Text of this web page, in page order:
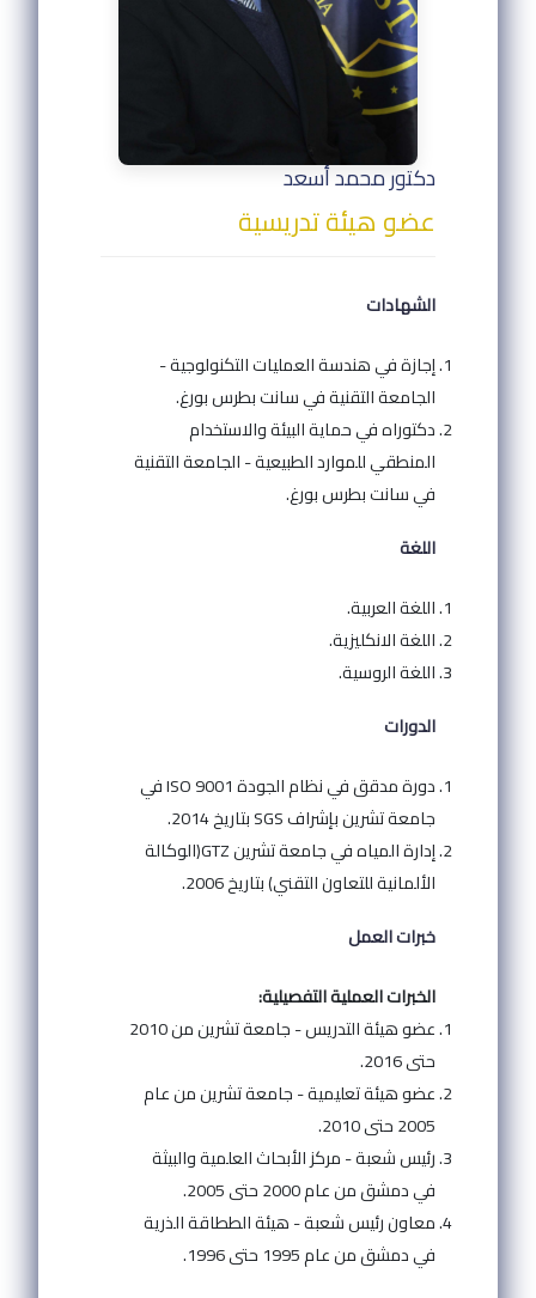
دكتور محمد أسعد
عضو هيئة تدريسية
الشهادات
إجازة في هندسة العمليات التكنولوجية -
الجامعة التقنية في سانت بطرس بورغ.
دكتوراه في حماية البيئة والاستخدام
المنطقي للموارد الطبيعية - الجامعة التقنية
في سانت بطرس بورغ.
اللغة
اللغة العربية.
اللغة الانكليزية.
اللغة الروسية.
الدورات
دورة مدقق في نظام الجودة ISO 9001 في
جامعة تشرين بإشراف SGS بتاريخ 2014.
إدارة المياه في جامعة تشرين GTZ(الوكالة
الألمانية للتعاون التقني) بتاريخ 2006.
خبرات العمل
الخبرات العملية التفصيلية:
عضو هيئة التدريس - جامعة تشرين من 2010
حتى 2016.
عضو هيئة تعليمية - جامعة تشرين من عام
2005 حتى 2010.
رئيس شعبة - مركز الأبحاث العلمية والبيثة
في دمشق من عام 2000 حتى 2005.
معاون رئيس شعبة - هيئة الططاقة الذرية
في دمشق من عام 1995 حتى 1996.